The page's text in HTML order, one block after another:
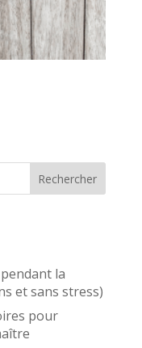
Rechercher
la
et sans stress)
pour